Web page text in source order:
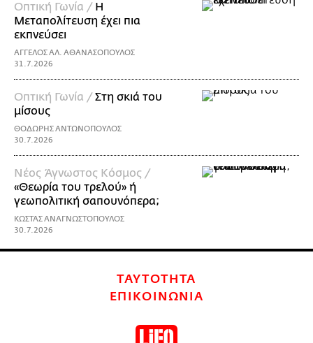
Οπτική Γωνία / Η
Μεταπολίτευση έχει πια
εκπνεύσει
ΑΓΓΕΛΟΣ ΑΛ. ΑΘΑΝΑΣΟΠΟΥΛΟΣ
31.7.2026
Οπτική Γωνία /Στη σκιά του
μίσους
ΘΟΔΩΡΗΣ ΑΝΤΩΝΟΠΟΥΛΟΣ
30.7.2026
Νέος Άγνωστος Κόσμος /
«Θεωρία του τρελού» ή
γεωπολιτική σαπουνόπερα;
ΚΩΣΤΑΣ ΑΝΑΓΝΩΣΤΟΠΟΥΛΟΣ
30.7.2026
ΤΑΥΤΟΤΗΤΑ
ΕΠΙΚΟΙΝΩΝΙΑ